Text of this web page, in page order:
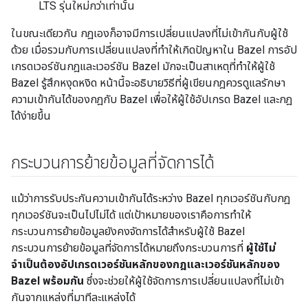
LTS รุ่นใหม่กว่าเท่านั้น
ในขณะเดียวกัน กฎเองก็อาจมีการเปลี่ยนแปลงที่ไม่เข้ากันกับผู้ใช้
ด้วย เมื่อรวมกับการเปลี่ยนแปลงที่ทำให้เกิดปัญหาใน Bazel การอัป
เกรดเวอร์ชันกฎและเวอร์ชัน Bazel มักจะเป็นสาเหตุที่ทำให้ผู้ใช้
Bazel รู้สึกหงุดหงิด หน้านี้จะอธิบายวิธีที่ผู้เขียนกฎควรดูแลรักษา
ความเข้ากันได้ของกฎกับ Bazel เพื่อให้ผู้ใช้อัปเกรด Bazel และกฎ
ได้ง่ายขึ้น
กระบวนการย้ายข้อมูลที่จัดการได้
แม้ว่าการรับประกันความเข้ากันได้ระหว่าง Bazel ทุกเวอร์ชันกับกฎ
ทุกเวอร์ชันจะเป็นไปไม่ได้ แต่เป้าหมายของเราคือการทำให้
กระบวนการย้ายข้อมูลยังคงจัดการได้สำหรับผู้ใช้ Bazel
กระบวนการย้ายข้อมูลที่จัดการได้หมายถึงกระบวนการที่ ผู้ใช้ไม่
จำเป็นต้องอัปเกรดเวอร์ชันหลักของกฎและเวอร์ชันหลักของ
Bazel พร้อมกัน ซึ่งจะช่วยให้ผู้ใช้จัดการการเปลี่ยนแปลงที่ไม่เข้า
กันจากแหล่งที่มาทีละแหล่งได้